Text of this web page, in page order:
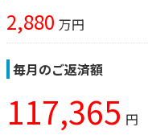
2,880 万円
毎月のご返済額
117,365 円